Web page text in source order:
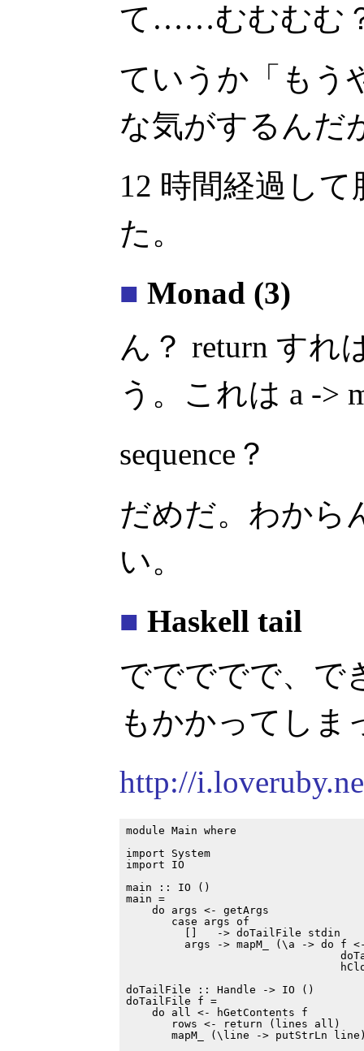
て……むむむむ
ていうか「もう
な気がするんだ
12 時間経過し
た。
■ Monad (3)
ん？ return すれ
う。これは a ->
sequence？
だめだ。わから
い。
■ Haskell tail
ででででで、で
もかかってし
http://
module Main where
import System
import IO
main :: IO ()
main =
    do args <- getArgs
       case args of
         []   -> doTailFile stdin
args -> mapM_ (\a -> do f
doTailFile :: Handle -> IO ()
doTailFile f =
    do all <- hGetContents f
       rows <- return (lines all)
mapM_ (\line -> putStrLn